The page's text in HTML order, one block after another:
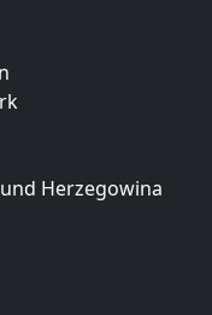
Herzegowina